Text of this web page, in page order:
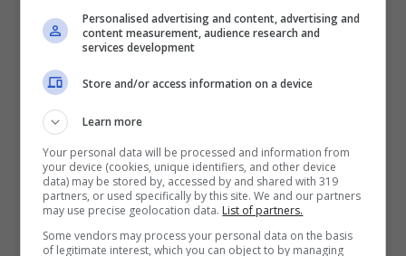
copyright, che erano liberamente
visualizzabili da qualsiasi computer
connesso al web.Megauploadera invece il
regno del file sharing, per scaricare e
condividere file altrettanto illegali come
canzoni, album, film e quant’altro. Poi era
presente ancheMegaporndedicato ai
contenuti a luci rosse. Ebbene, tutti questi
Personalised advertising and content, advertising and
content measurement, audience research and
services development
Store and/or access information on a device
Learn more
Your personal data will be processed and information from
your device (cookies, unique identifiers, and other device
data) may be stored by, accessed by and shared with 319
partners, or used specifically by this site. We and our partners
may use precise geolocation data. List of partners.
Some vendors may process your personal data on the basis
of legitimate interest, which you can object to by managing